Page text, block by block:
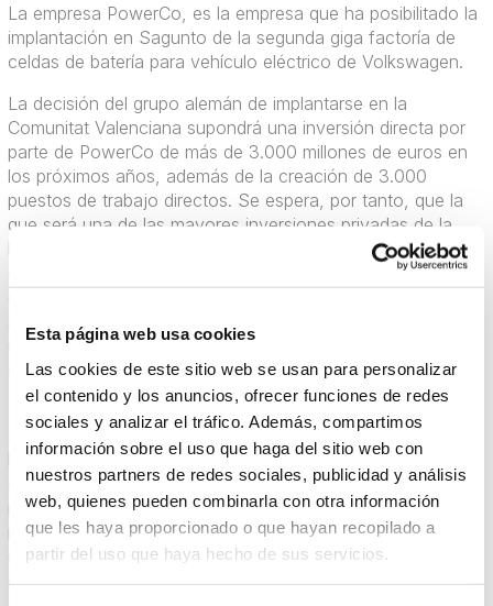
Esta página web usa cookies
Las cookies de este sitio web se usan para personalizar
el contenido y los anuncios, ofrecer funciones de redes
sociales y analizar el tráfico. Además, compartimos
información sobre el uso que haga del sitio web con
nuestros partners de redes sociales, publicidad y análisis
web, quienes pueden combinarla con otra información
que les haya proporcionado o que hayan recopilado a
partir del uso que haya hecho de sus servicios.
La empresa PowerCo, es la empresa que ha posibilitado la
implantación en Sagunto de la segunda giga factoría de
celdas de batería para vehículo eléctrico de Volkswagen.
La decisión del grupo alemán de implantarse en la
Comunitat Valenciana supondrá una inversión directa por
parte de PowerCo de más de 3.000 millones de euros en
los próximos años, además de la creación de 3.000
puestos de trabajo directos. Se espera, por tanto, que la
que será una de las mayores inversiones privadas de la
historia de la Comunitat tenga una importante repercusión
directa en la economía valenciana en términos de PIB y
de su planta en Sagunto, cuyo objetivo es contar con la
colaboración y los servicios de las empresas valencianas.
Por ese motivo, la empresa PowerCo ofrece la posibilidad
a las empresas valencianas de entrar a formar parte de la
base de datos de posibles proveedores del departamento
de compras de PowerCo. El formulario no supone en
ningún caso que la empresa quede dada de alta en el
registro oficial de proveedores del grupo Volkswagen, sino
que actuará como repositorio y base de datos de
empresas interesadas en trabajar con esta entidad.